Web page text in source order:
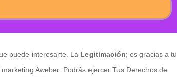
puede interesarte. La Legitimación; es gracias a tu
Aweber. Podrás ejercer Tus Derechos de